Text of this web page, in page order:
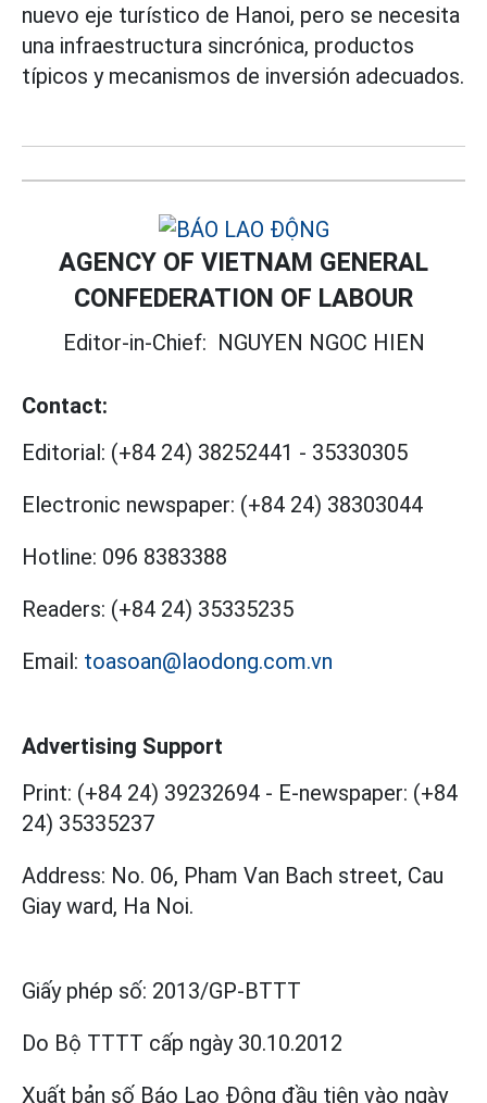
nuevo eje turístico de Hanoi, pero se necesita
una infraestructura sincrónica, productos
típicos y mecanismos de inversión adecuados.
AGENCY OF VIETNAM GENERAL
CONFEDERATION OF LABOUR
Editor-in-Chief: NGUYEN NGOC HIEN
Contact:
Editorial: (+84 24) 38252441 - 35330305
Electronic newspaper: (+84 24) 38303044
Hotline: 096 8383388
Readers: (+84 24) 35335235
Email: toasoan@laodong.com.vn
Advertising Support
Print: (+84 24) 39232694 - E-newspaper: (+84
24) 35335237
Address: No. 06, Pham Van Bach street, Cau
Giay ward, Ha Noi.
Giấy phép số: 2013/GP-BTTT
Do Bộ TTTT cấp ngày 30.10.2012
Xuất bản số Báo Lao Động đầu tiên vào ngày